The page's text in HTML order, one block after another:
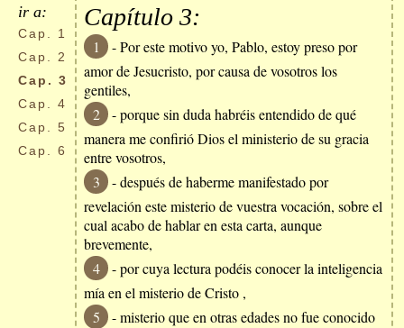
ir a:
Cap.
1
Cap.
2
Cap. 3
Cap.
4
Cap.
5
Cap.
6
Capítulo 3:
1
- Por este motivo yo, Pablo, estoy preso por
amor de Jesucristo, por causa de vosotros los
gentiles,
2
- porque sin duda habréis entendido de qué
manera me confirió Dios el ministerio de su gracia
entre vosotros,
3
- después de haberme manifestado por
revelación este misterio de vuestra vocación, sobre el
cual acabo de hablar en esta carta, aunque
brevemente,
4
- por cuya lectura podéis conocer la inteligencia
mía en el misterio de Cristo ,
5
- misterio que en otras edades no fue conocido